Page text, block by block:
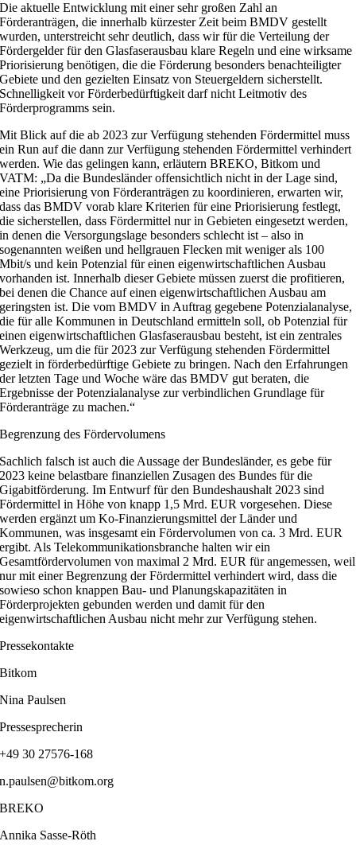
Die aktuelle Entwicklung mit einer sehr großen Zahl an
Förderanträgen, die innerhalb kürzester Zeit beim BMDV gestellt
wurden, unterstreicht sehr deutlich, dass wir für die Verteilung der
Fördergelder für den Glasfaserausbau klare Regeln und eine wirksame
Priorisierung benötigen, die die Förderung besonders benachteiligter
Gebiete und den gezielten Einsatz von Steuergeldern sicherstellt.
Schnelligkeit vor Förderbedürftigkeit darf nicht Leitmotiv des
Förderprogramms sein.
Mit Blick auf die ab 2023 zur Verfügung stehenden Fördermittel muss
ein Run auf die dann zur Verfügung stehenden Fördermittel verhindert
werden. Wie das gelingen kann, erläutern BREKO, Bitkom und
VATM: „Da die Bundesländer offensichtlich nicht in der Lage sind,
eine Priorisierung von Förderanträgen zu koordinieren, erwarten wir,
dass das BMDV vorab klare Kriterien für eine Priorisierung festlegt,
die sicherstellen, dass Fördermittel nur in Gebieten eingesetzt werden,
in denen die Versorgungslage besonders schlecht ist – also in
sogenannten weißen und hellgrauen Flecken mit weniger als 100
Mbit/s und kein Potenzial für einen eigenwirtschaftlichen Ausbau
vorhanden ist. Innerhalb dieser Gebiete müssen zuerst die profitieren,
bei denen die Chance auf einen eigenwirtschaftlichen Ausbau am
geringsten ist. Die vom BMDV in Auftrag gegebene Potenzialanalyse,
die für alle Kommunen in Deutschland ermitteln soll, ob Potenzial für
einen eigenwirtschaftlichen Glasfaserausbau besteht, ist ein zentrales
Werkzeug, um die für 2023 zur Verfügung stehenden Fördermittel
gezielt in förderbedürftige Gebiete zu bringen. Nach den Erfahrungen
der letzten Tage und Woche wäre das BMDV gut beraten, die
Ergebnisse der Potenzialanalyse zur verbindlichen Grundlage für
Förderanträge zu machen.“
Begrenzung des Fördervolumens
Sachlich falsch ist auch die Aussage der Bundesländer, es gebe für
2023 keine belastbare finanziellen Zusagen des Bundes für die
Gigabitförderung. Im Entwurf für den Bundeshaushalt 2023 sind
Fördermittel in Höhe von knapp 1,5 Mrd. EUR vorgesehen. Diese
werden ergänzt um Ko-Finanzierungsmittel der Länder und
Kommunen, was insgesamt ein Fördervolumen von ca. 3 Mrd. EUR
ergibt. Als Telekommunikationsbranche halten wir ein
Gesamtfördervolumen von maximal 2 Mrd. EUR für angemessen, weil
nur mit einer Begrenzung der Fördermittel verhindert wird, dass die
sowieso schon knappen Bau- und Planungskapazitäten in
Förderprojekten gebunden werden und damit für den
eigenwirtschaftlichen Ausbau nicht mehr zur Verfügung stehen.
Pressekontakte
Bitkom
Nina Paulsen
Pressesprecherin
+49 30 27576-168
n.paulsen@bitkom.org
BREKO
Annika Sasse-Röth